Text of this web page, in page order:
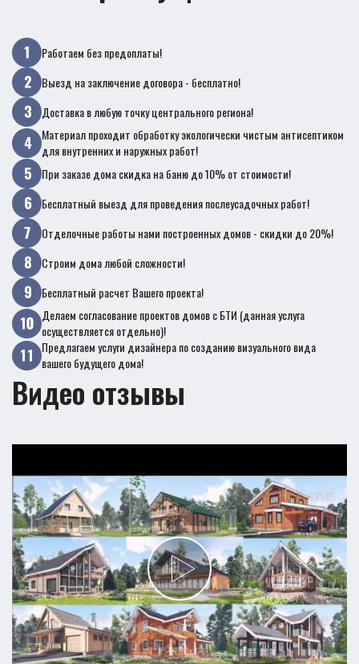
Работаем без предоплаты!
Выезд на заключение договора - бесплатно!
Доставка в любую точку центрального региона!
Материал проходит обработку экологически чистым антисептиком
для внутренних и наружных работ!
При заказе дома скидка на баню до 10% от стоимости!
Бесплатный выезд для проведения послеусадочных работ!
Отделочные работы нами построенных домов - скидки до 20%!
Строим дома любой сложности!
Бесплатный расчет Вашего проекта!
Делаем согласование проектов домов с БТИ (данная услуга
осуществляется отдельно)!
Предлагаем услуги дизайнера по созданию визуального вида
вашего будущего дома!
Видео отзывы